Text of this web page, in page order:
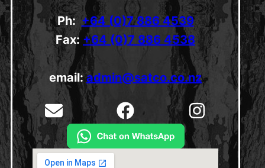
Ph:+64 (0)7 886 4539
Fax: +64 (0)7 886 4538
email:admin@satco.co.nz